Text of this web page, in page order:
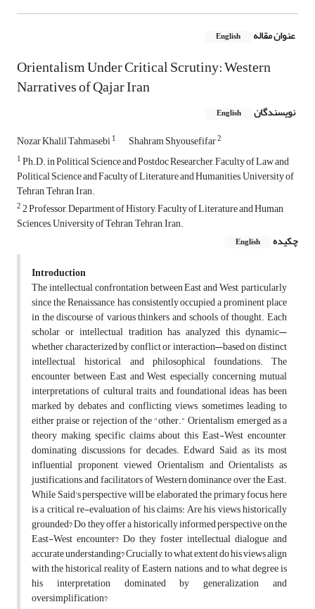
عنوان مقاله English
Orientalism Under Critical Scrutiny: Western
Narratives of Qajar Iran
نویسندگان English
Nozar Khalil Tahmasebi1 Shahram Shyousefifar2
1Ph.D. in Political Science and Postdoc Researcher, Faculty of Law and
Political Science and Faculty of Literature and Humanities, University of
Tehran, Tehran, Iran.
22 Professor, Department of History, Faculty of Literature and Human
Sciences, University of Tehran, Tehran, Iran.
چکیده
English
Introduction
The intellectual confrontation between East and West, particularly
since the Renaissance, has consistently occupied a prominent place
in the discourse of various thinkers and schools of thought. Each
scholar or intellectual tradition has analyzed this dynamic—
whether characterized by conflict or interaction—based on distinct
intellectual, historical, and philosophical foundations. The
encounter between East and West, especially concerning mutual
interpretations of cultural traits and foundational ideas, has been
marked by debates and conflicting views, sometimes leading to
either praise or rejection of the "other." Orientalism emerged as a
theory making specific claims about this East-West encounter,
dominating discussions for decades. Edward Said, as its most
influential proponent, viewed Orientalism and Orientalists as
justifications and facilitators of Western dominance over the East.
While Said's perspective will be elaborated, the primary focus here
is a critical re-evaluation of his claims: Are his views historically
grounded? Do they offer a historically informed perspective on the
East-West encounter? Do they foster intellectual dialogue and
accurate understanding? Crucially, to what extent do his views align
with the historical reality of Eastern nations, and to what degree is
his interpretation dominated by generalization and
oversimplification?